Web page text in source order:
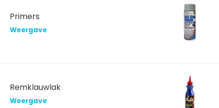
Primers
Weergave
Remklauwlak
Weergave